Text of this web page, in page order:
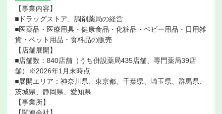
【事業内容】
■ドラッグストア、調剤薬局の経営
■医薬品・医療用具・健康食品・化粧品・ベビー用品・日用雑
貨・ペット用品・食料品の販売
【店舗展開】
■店舗数：840店舗（うち併設薬局435店舗、専門薬局39店
舗）※2026年1月末時点
■展開エリア：神奈川県、東京都、千葉県、埼玉県、群馬県、
茨城県、静岡県、愛知県
【事業所】